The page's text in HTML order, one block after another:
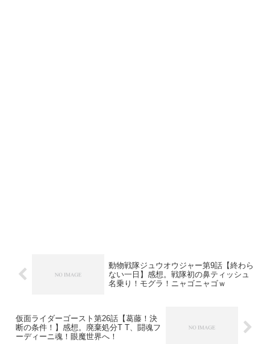
動物戦隊ジュウオウジャー第9話【終わら
ない一日】感想。戦隊初の鼻ティッシュ
名乗り！モグラ！ニャゴニャゴｗ
仮面ライダーゴースト第26話【葛藤！決
断の条件！】感想。廃棄処分T T、闘魂フ
ーディーニ魂！眼魔世界へ！